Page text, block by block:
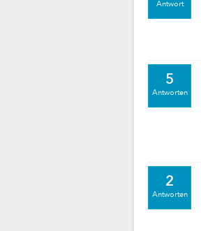
Antwort
5
Antworten
2
Antworten